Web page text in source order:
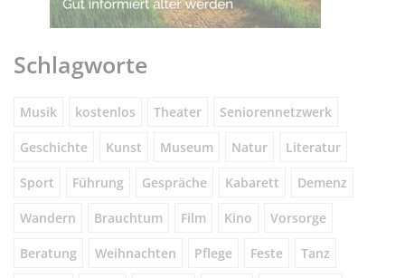
Schlagworte
Musik kostenlos Theater Seniorennetzwerk
Geschichte Kunst Museum Natur Literatur
Sport Führung Gespräche Kabarett Demenz
Wandern Brauchtum Film Kino Vorsorge
Beratung Weihnachten Pflege Feste Tanz